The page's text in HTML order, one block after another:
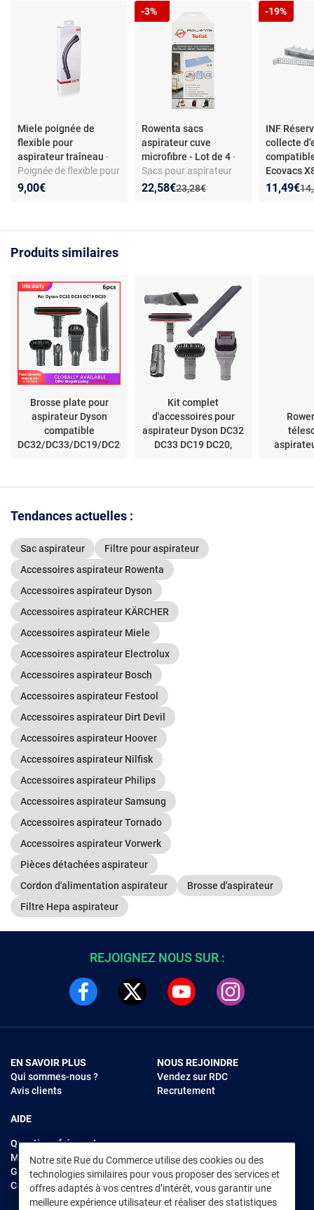
Miele poignée de
flexible pour
aspirateur traîneau -
Poignée de flexible pour
aspirateur traîneau -
9,00€
Rowenta sacs
aspirateur cuve
microfibre - Lot de 4-
Sacs pour aspirateur
cuve en microfibre -
Ancien prix :
23,28€
Nouveau prix :
22,58€
Réduction de :
-3%
INF
collecte
Ecovacs
X9 T80 -
Nouveau
11,49€
-19%
Produits similaires
Brosse plate pour
aspirateur Dyson
compatible
DC32/DC33/DC19/DC20
Kit complet
d'accessoires pour
aspirateur Dyson DC32
DC33 DC19 DC20,
Tendances actuelles :
Sac aspirateur
Filtre pour aspirateur
Accessoires aspirateur Rowenta
Accessoires aspirateur Dyson
Accessoires aspirateur KÄRCHER
Accessoires aspirateur Miele
Accessoires aspirateur Electrolux
Accessoires aspirateur Bosch
Accessoires aspirateur Festool
Accessoires aspirateur Dirt Devil
Accessoires aspirateur Hoover
Accessoires aspirateur Nilfisk
Accessoires aspirateur Philips
Accessoires aspirateur Samsung
Accessoires aspirateur Tornado
Accessoires aspirateur Vorwerk
Pièces détachées aspirateur
Cordon d'alimentation aspirateur
Brosse d'aspirateur
Filtre Hepa aspirateur
Notre site Rue du Commerce utilise des cookies ou des
technologies similaires pour vous proposer des services et
offres adaptés à vos centres d’intérêt, vous garantir une
meilleure expérience utilisateur et réaliser des statistiques
REJOIGNEZ NOUS SUR :
EN SAVOIR PLUS
Qui sommes-nous ?
Avis clients
AIDE
Questions fréquentes
Modes de règlements
Garantie et retours
Contacter Rue du Commerce
NOUS REJOINDRE
Vendez sur RDC
Recrutement